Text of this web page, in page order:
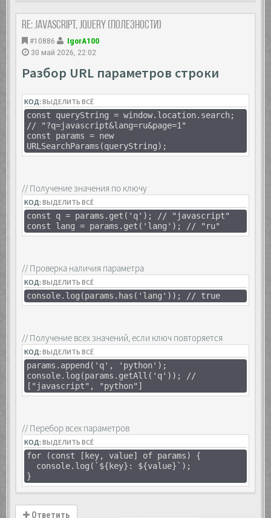
Re: JavaScript, Jquery (полезности)
#10886
IgorA100
30 май 2026, 22:02
Разбор URL параметров строки
КОД:ВЫДЕЛИТЬ ВСЁ
const queryString = window.location.search;
// "?q=javascript&lang=ru&page=1"
const params = new
URLSearchParams(queryString);
// Получение значения по ключу
КОД:ВЫДЕЛИТЬ ВСЁ
const q = params.get('q'); // "javascript"
const lang = params.get('lang'); // "ru"
// Проверка наличия параметра
КОД:ВЫДЕЛИТЬ ВСЁ
console.log(params.has('lang')); // true
// Получение всех значений, если ключ повторяется
КОД:ВЫДЕЛИТЬ ВСЁ
params.append('q', 'python');
console.log(params.getAll('q')); //
["javascript", "python"]
// Перебор всех параметров
КОД:ВЫДЕЛИТЬ ВСЁ
for (const [key, value] of params) {
console.log(`${key}: ${value}`);
}
Ответить